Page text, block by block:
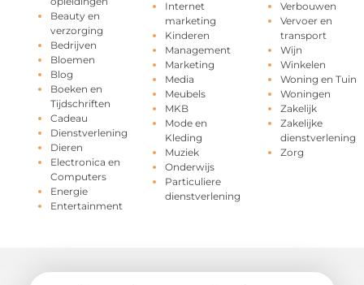
Beauty en
verzorging
Bedrijven
Bloemen
Blog
Boeken en
Tijdschriften
Cadeau
Dienstverlening
Dieren
Electronica en
Computers
Energie
Entertainment
Internet
marketing
Kinderen
Management
Marketing
Media
Meubels
MKB
Mode en
Kleding
Muziek
Onderwijs
Particuliere
dienstverlening
Verbouwen
Vervoer en
transport
Wijn
Winkelen
Woning en Tuin
Woningen
Zakelijk
Zakelijke
dienstverlening
Zorg